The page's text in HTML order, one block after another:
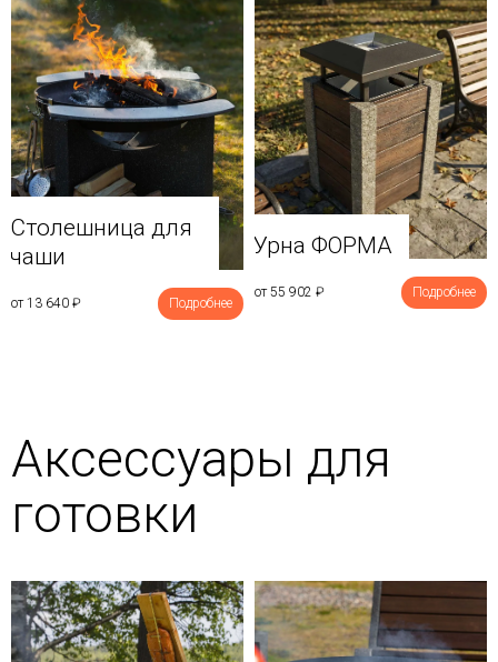
Столешница для
чаши
от 13 640 ₽ Подробнее
Урна ФОРМА
от 55 902 ₽ Подробнее
Аксессуары для
готовки